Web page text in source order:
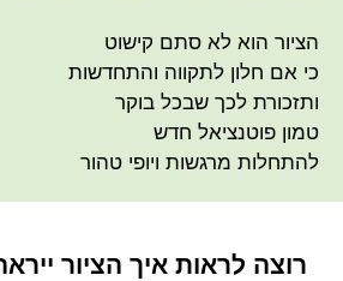
הציור הוא לא סתם קישוט
כי אם חלון לתקווה והתחדשות
ותזכורת לכך שבכל בוקר
טמון פוטנציאל חדש
להתחלות מרגשות ויופי טהור
רוצה לראות איך הציור